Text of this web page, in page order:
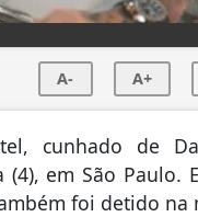
A- A+
cunhado de
(4), em São Paulo.
foi detido na